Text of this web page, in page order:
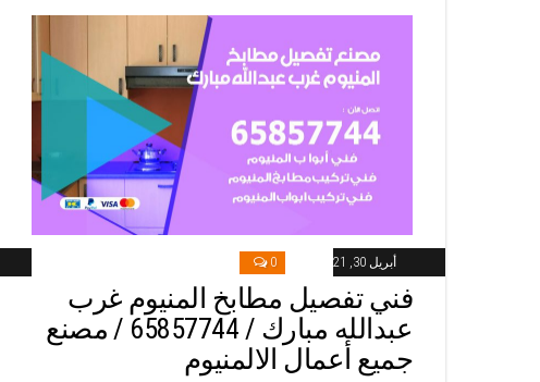
أبريل 30, 2021 0
فني تفصيل مطابخ المنيوم غرب
عبدالله مبارك / 65857744 / مصنع
جميع أعمال الالمنيوم